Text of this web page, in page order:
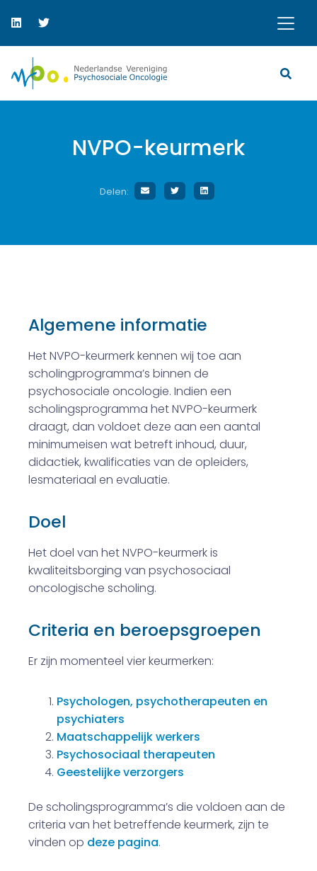
NVPO-keurmerk
Delen:
Algemene informatie
Het NVPO-keurmerk kennen wij toe aan
scholingprogramma’s binnen de
psychosociale oncologie. Indien een
scholingsprogramma het NVPO-keurmerk
draagt, dan voldoet deze aan een aantal
minimumeisen wat betreft inhoud, duur,
didactiek, kwalificaties van de opleiders,
lesmateriaal en evaluatie.
Doel
Het doel van het NVPO-keurmerk is
kwaliteitsborging van psychosociaal
oncologische scholing.
Criteria en beroepsgroepen
Er zijn momenteel vier keurmerken:
Psychologen, psychotherapeuten en
psychiaters
Maatschappelijk werkers
Psychosociaal therapeuten
Geestelijke verzorgers
De scholingsprogramma’s die voldoen aan de
criteria van het betreffende keurmerk, zijn te
vinden op deze pagina.